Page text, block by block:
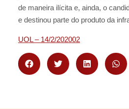
de maneira ilícita e, ainda, o
e destinou parte do produto da
UOL – 14/2/202002